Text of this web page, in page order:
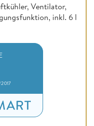
Ventilator,
inkl. 6 l